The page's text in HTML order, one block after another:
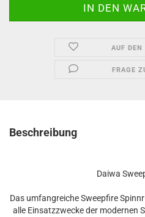
AUF DEN
FRAGE
Beschreibung
Daiwa
Das umfangreiche Sweepfire
alle Einsatzzwecke der modernen